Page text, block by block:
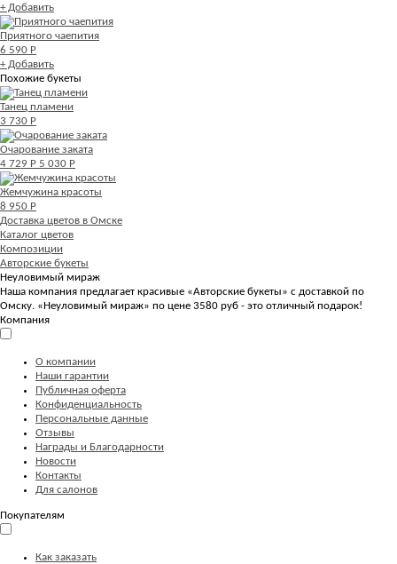
+ Добавить
Приятного чаепития
6 590 Р
+ Добавить
Похожие букеты
Танец пламени
3 730 Р
Очарование заката
4 729 Р 5 030 Р
Жемчужина красоты
8 950 Р
Доставка цветов в Омске
Каталог цветов
Композиции
Авторские букеты
Неуловимый мираж
Наша компания предлагает красивые «Авторские букеты» с доставкой по
Омску. «Неуловимый мираж» по цене 3580 руб - это отличный подарок!
Компания
О компании
Наши гарантии
Публичная оферта
Конфиденциальность
Персональные данные
Отзывы
Награды и Благодарности
Новости
Контакты
Для салонов
Покупателям
Как заказать